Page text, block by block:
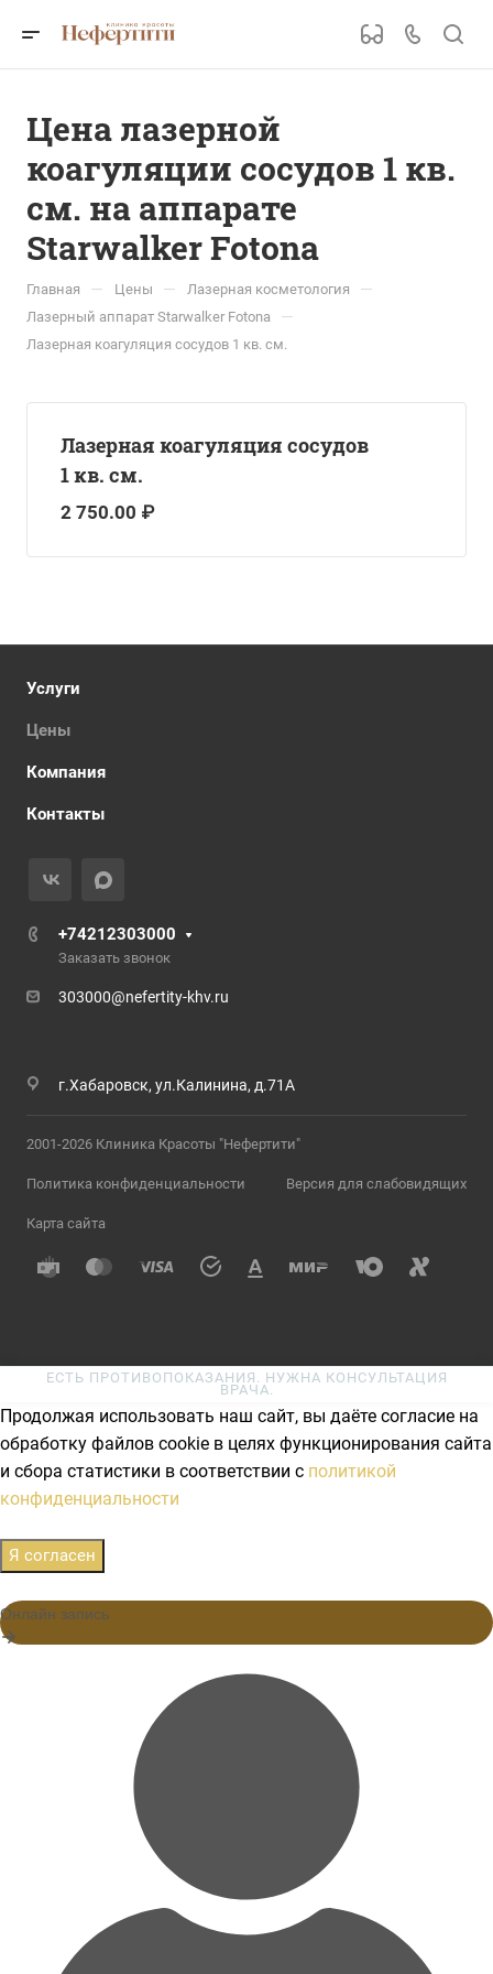
Цена лазерной
коагуляции сосудов 1 кв.
см. на аппарате
Starwalker Fotona
Главная — Цены — Лазерная косметология —
Лазерный аппарат Starwalker Fotona —
Лазерная коагуляция сосудов 1 кв. см.
Лазерная коагуляция сосудов
1 кв. см.
2 750.00 ₽
Услуги
Цены
Компания
Контакты
+74212303000
Заказать звонок
303000@nefertity-khv.ru
г.Хабаровск, ул.Калинина, д.71А
2001-2026 Клиника Красоты "Нефертити"
Политика конфиденциальности Версия для слабовидящих
Карта сайта
ЕСТЬ ПРОТИВОПОКАЗАНИЯ. НУЖНА КОНСУЛЬТАЦИЯ
ВРАЧА.
Продолжая использовать наш сайт, вы даёте согласие на
обработку файлов cookie в целях функционирования сайта
и сбора статистики в соответствии с политикой
конфиденциальности
Я согласен